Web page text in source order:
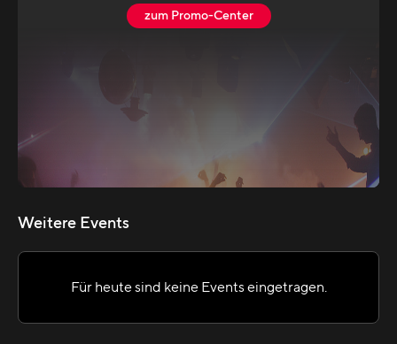
zum Promo-Center
Weitere Events
Für heute sind keine Events eingetragen.